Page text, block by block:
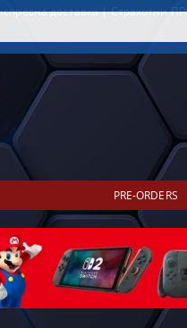
доставка | Страхотни
PRE-ORDERS